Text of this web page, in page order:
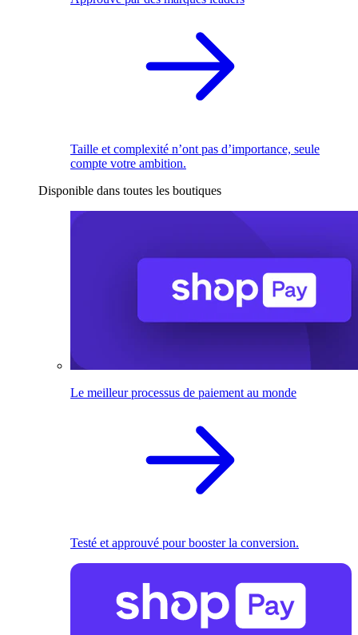
Taille et complexité n’ont pas d’importance, seule
compte votre ambition.
Disponible dans toutes les boutiques
Le meilleur processus de paiement au monde
Testé et approuvé pour booster la conversion.